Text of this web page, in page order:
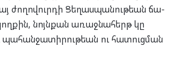
ժո­ղո­վուր­դի Ցե­ղաս­պա­նու­թեան ճա­
նոյն­քան առաջ­նա­հերթ կը
պա­հան­ջա­տի­րու­թեան ու հա­տուց­ման